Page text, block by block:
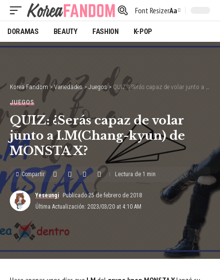
Font ResizerAa
DORAMAS BEAUTY FASHION K-POP
Korea Fandom >Variedades> Juegos> QUIZ: ¿Serás capaz de volar junto a I.M(Chang-kyun) de MONSTA X?
JUEGOS
QUIZ: ¿Serás capaz de volar
junto a I.M(Chang-kyun) de
MONSTA X?
Última Actualización: 2023/03/20 at 4:10 AM
Yeseungi Publicado 25 de febrero de 2018
Compartir Lectura de 1 min